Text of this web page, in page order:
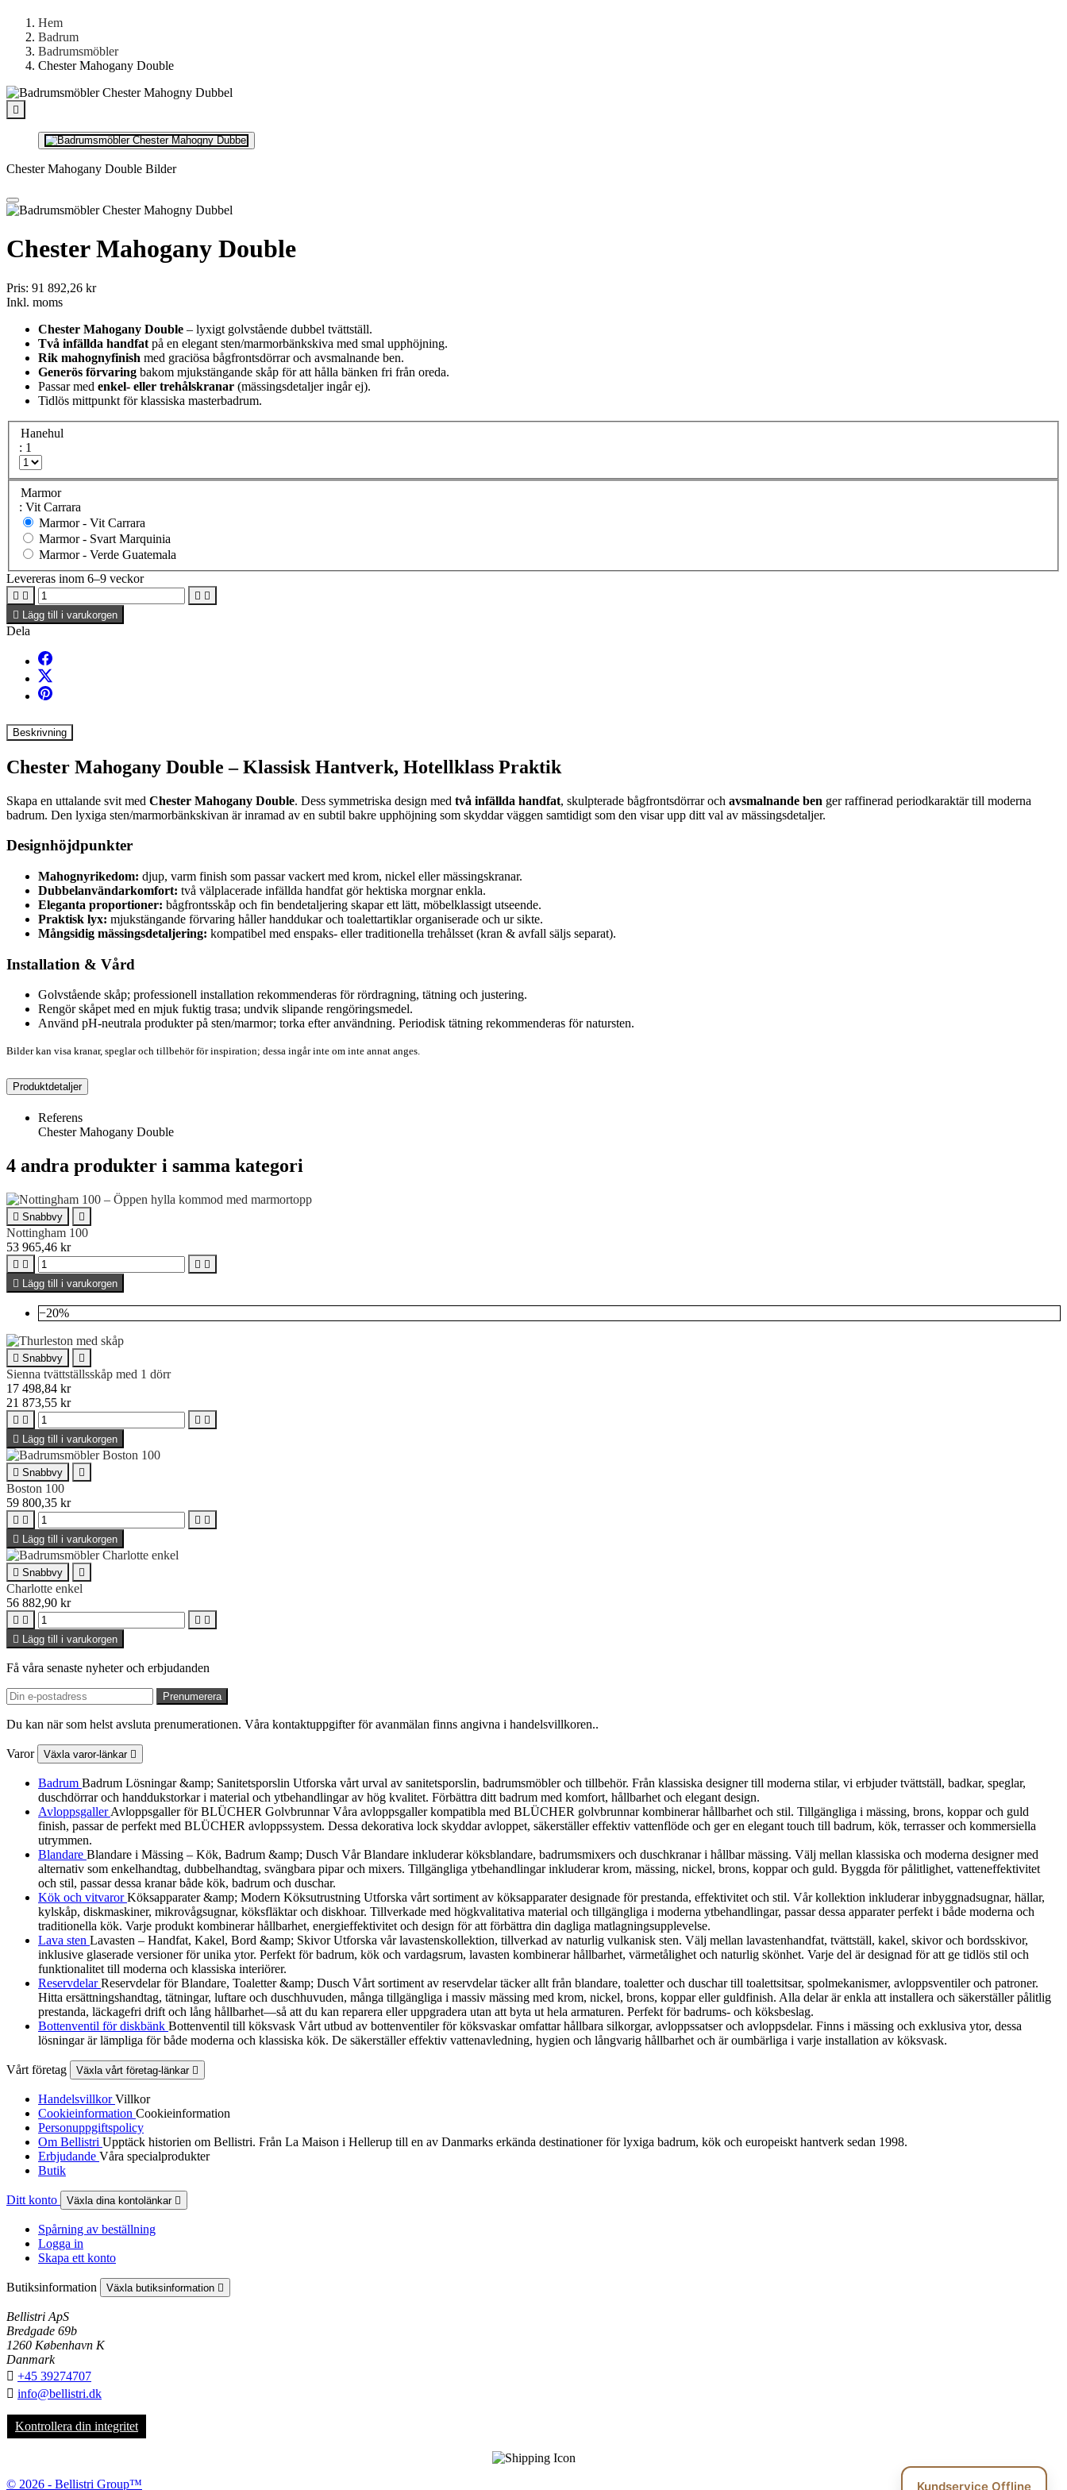
Hem
Badrum
Badrumsmöbler
Chester Mahogany Double

Chester Mahogany Double Bilder
Chester Mahogany Double
Pris: 91 892,26 kr
Inkl. moms
Chester Mahogany Double – lyxigt golvstående dubbel tvättställ.
Två infällda handfat på en elegant sten/marmorbänkskiva med smal upphöjning.
Rik mahognyfinish med graciösa bågfrontsdörrar och avsmalnande ben.
Generös förvaring bakom mjukstängande skåp för att hålla bänken fri från oreda.
Passar med enkel- eller trehålskranar (mässingsdetaljer ingår ej).
Tidlös mittpunkt för klassiska masterbadrum.
Hanehul
: 1
Marmor
: Vit Carrara
Marmor - Vit Carrara
Marmor - Svart Marquinia
Marmor - Verde Guatemala
Levereras inom 6–9 veckor
   

Lägg till i varukorgen
Dela
Beskrivning
Chester Mahogany Double – Klassisk Hantverk, Hotellklass Praktik
Skapa en uttalande svit med Chester Mahogany Double. Dess symmetriska design med två infällda handfat, skulpterade bågfrontsdörrar och avsmalnande ben ger raffinerad periodkaraktär till moderna
badrum. Den lyxiga sten/marmorbänkskivan är inramad av en subtil bakre upphöjning som skyddar väggen samtidigt som den visar upp ditt val av mässingsdetaljer.
Designhöjdpunkter
Mahognyrikedom: djup, varm finish som passar vackert med krom, nickel eller mässingskranar.
Dubbelanvändarkomfort: två välplacerade infällda handfat gör hektiska morgnar enkla.
Eleganta proportioner: bågfrontsskåp och fin bendetaljering skapar ett lätt, möbelklassigt utseende.
Praktisk lyx: mjukstängande förvaring håller handdukar och toalettartiklar organiserade och ur sikte.
Mångsidig mässingsdetaljering: kompatibel med enspaks- eller traditionella trehålsset (kran & avfall säljs separat).
Installation & Vård
Golvstående skåp; professionell installation rekommenderas för rördragning, tätning och justering.
Rengör skåpet med en mjuk fuktig trasa; undvik slipande rengöringsmedel.
Använd pH-neutrala produkter på sten/marmor; torka efter användning. Periodisk tätning rekommenderas för natursten.
Bilder kan visa kranar, speglar och tillbehör för inspiration; dessa ingår inte om inte annat anges.
Produktdetaljer
Referens
Chester Mahogany Double
4 andra produkter i samma kategori
 Snabbvy 
Nottingham 100
53 965,46 kr
   
 Lägg till i varukorgen
−20%
 Snabbvy 
Sienna tvättställsskåp med 1 dörr
17 498,84 kr
21 873,55 kr
   
 Lägg till i varukorgen
 Snabbvy 
Boston 100
59 800,35 kr
   
 Lägg till i varukorgen
 Snabbvy 
Charlotte enkel
56 882,90 kr
   
 Lägg till i varukorgen
Få våra senaste nyheter och erbjudanden
Du kan när som helst avsluta prenumerationen. Våra kontaktuppgifter för avanmälan finns angivna i handelsvillkoren..
Varor Växla varor-länkar 
Badrum Badrum Lösningar &amp; Sanitetsporslin Utforska vårt urval av sanitetsporslin, badrumsmöbler och tillbehör. Från klassiska designer till moderna stilar, vi erbjuder tvättställ, badkar, speglar,
duschdörrar och handdukstorkar i material och ytbehandlingar av hög kvalitet. Förbättra ditt badrum med komfort, hållbarhet och elegant design.
AvloppsgallerAvloppsgaller för BLÜCHER Golvbrunnar Våra avloppsgaller kompatibla med BLÜCHER golvbrunnar kombinerar hållbarhet och stil. Tillgängliga i mässing, brons, koppar och guld
finish, passar de perfekt med BLÜCHER avloppssystem. Dessa dekorativa lock skyddar avloppet, säkerställer effektiv vattenflöde och ger en elegant touch till badrum, kök, terrasser och kommersiella
utrymmen.
Blandare Blandare i Mässing – Kök, Badrum &amp; Dusch Vår Blandare inkluderar köksblandare, badrumsmixers och duschkranar i hållbar mässing. Välj mellan klassiska och moderna designer med
alternativ som enkelhandtag, dubbelhandtag, svängbara pipar och mixers. Tillgängliga ytbehandlingar inkluderar krom, mässing, nickel, brons, koppar och guld. Byggda för pålitlighet, vatteneffektivitet
och stil, passar dessa kranar både kök, badrum och duschar.
Kök och vitvarorKöksapparater &amp; Modern Köksutrustning Utforska vårt sortiment av köksapparater designade för prestanda, effektivitet och stil. Vår kollektion inkluderar inbyggnadsugnar, hällar,
kylskåp, diskmaskiner, mikrovågsugnar, köksfläktar och diskhoar. Tillverkade med högkvalitativa material och tillgängliga i moderna ytbehandlingar, passar dessa apparater perfekt i både moderna och
traditionella kök. Varje produkt kombinerar hållbarhet, energieffektivitet och design för att förbättra din dagliga matlagningsupplevelse.
Lava sten Lavasten – Handfat, Kakel, Bord &amp; Skivor Utforska vår lavastenskollektion, tillverkad av naturlig vulkanisk sten. Välj mellan lavastenhandfat, tvättställ, kakel, skivor och bordsskivor,
inklusive glaserade versioner för unika ytor. Perfekt för badrum, kök och vardagsrum, lavasten kombinerar hållbarhet, värmetålighet och naturlig skönhet. Varje del är designad för att ge tidlös stil och
funktionalitet till moderna och klassiska interiörer.
ReservdelarReservdelar för Blandare, Toaletter &amp; Dusch Vårt sortiment av reservdelar täcker allt från blandare, toaletter och duschar till toalettsitsar, spolmekanismer, avloppsventiler och patroner.
Hitta ersättningshandtag, tätningar, luftare och duschhuvuden, många tillgängliga i massiv mässing med krom, nickel, brons, koppar eller guldfinish. Alla delar är enkla att installera och säkerställer pålitlig
prestanda, läckagefri drift och lång hållbarhet—så att du kan reparera eller uppgradera utan att byta ut hela armaturen. Perfekt för badrums- och köksbeslag.
Bottenventil för diskbänk Bottenventil till köksvask Vårt utbud av bottenventiler för köksvaskar omfattar hållbara silkorgar, avloppssatser och avloppsdelar. Finns i mässing och exklusiva ytor, dessa
lösningar är lämpliga för både moderna och klassiska kök. De säkerställer effektiv vattenavledning, hygien och långvarig hållbarhet och är oumbärliga i varje installation av köksvask.
Vårt företag Växla vårt företag-länkar 
HandelsvillkorVillkor
Cookieinformation Cookieinformation
Personuppgiftspolicy
Om Bellistri Upptäck historien om Bellistri. Från La Maison i Hellerup till en av Danmarks erkända destinationer för lyxiga badrum, kök och europeiskt hantverk sedan 1998.
Erbjudande Våra specialprodukter
Butik
Ditt konto Växla dina kontolänkar 
Spårning av beställning
Logga in
Skapa ett konto
Butiksinformation Växla butiksinformation 
Bellistri ApS
Bredgade 69b
1260 København K
Danmark
 +45 39274707
 info@bellistri.dk
Kontrollera din integritet
Kundservice Offline
© 2026 - Bellistri Group™